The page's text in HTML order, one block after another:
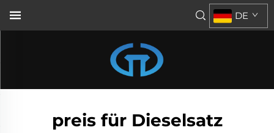
DE
preis für Dieselsatz